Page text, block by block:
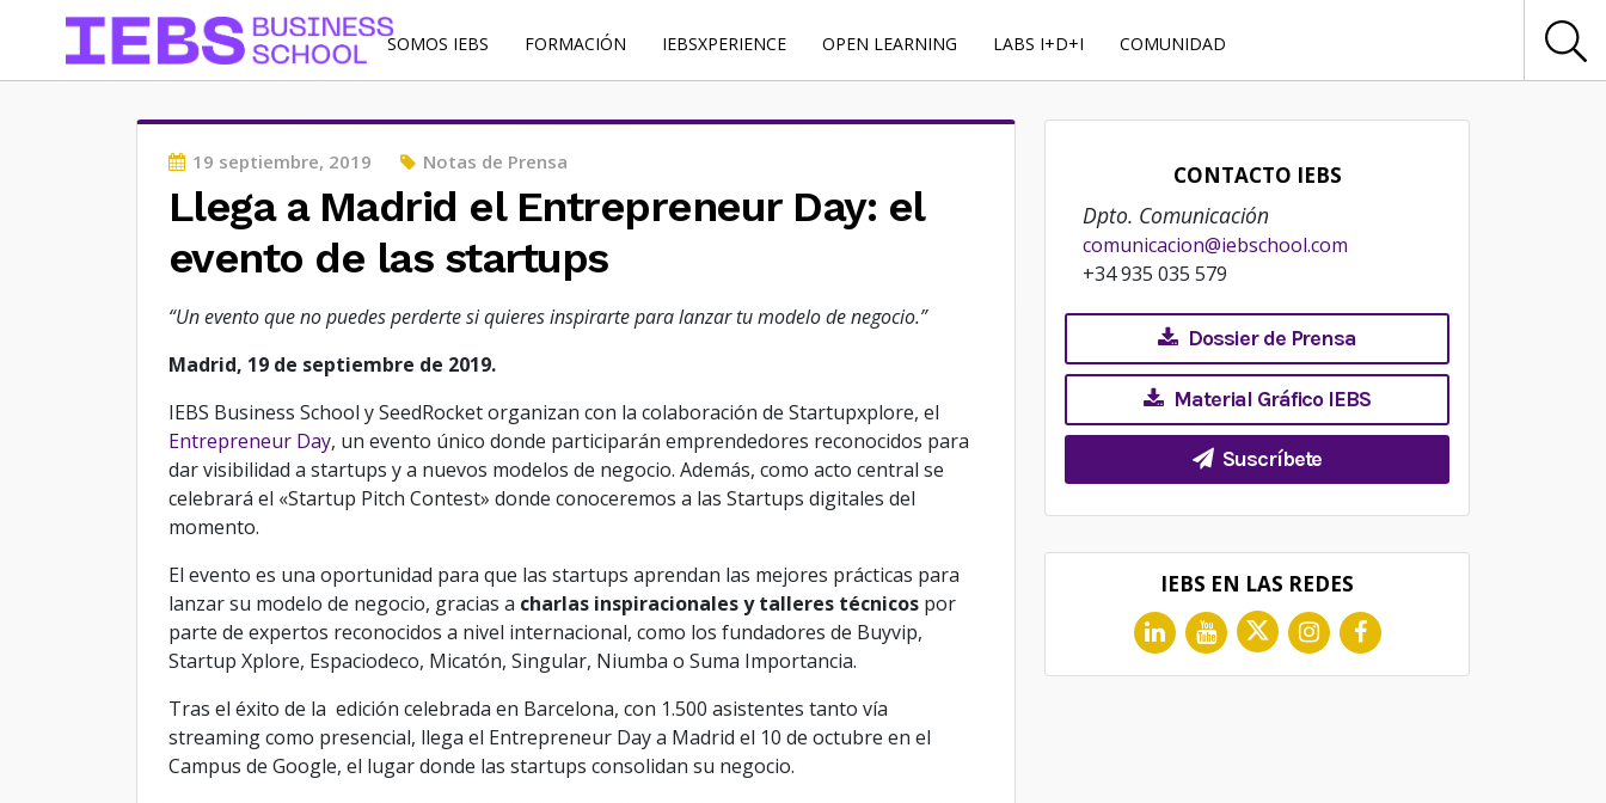
SOMOS IEBS FORMACIÓN IEBSXPERIENCE OPEN LEARNING LABS I+D+I COMUNIDAD
Posted
on
19 septiembre, 2019 Notas de Prensa
Llega a Madrid el Entrepreneur Day: el
evento de las startups
“Un evento que no puedes perderte si quieres inspirarte para lanzar tu modelo de negocio.”
Madrid, 19 de septiembre de 2019.
IEBS Business School y SeedRocket organizan con la colaboración de Startupxplore, el
Entrepreneur Day, un evento único donde participarán emprendedores reconocidos para
dar visibilidad a startups y a nuevos modelos de negocio. Además, como acto central se
celebrará el «Startup Pitch Contest» donde conoceremos a las Startups digitales del
momento.
El evento es una oportunidad para que las startups aprendan las mejores prácticas para
lanzar su modelo de negocio, gracias a charlas inspiracionales y talleres técnicos por
parte de expertos reconocidos a nivel internacional, como los fundadores de Buyvip,
Startup Xplore, Espaciodeco, Micatón, Singular, Niumba o Suma Importancia.
Tras el éxito de la edición celebrada en Barcelona, con 1.500 asistentes tanto vía
streaming como presencial, llega el Entrepreneur Day a Madrid el 10 de octubre en el
Campus de Google, el lugar donde las startups consolidan su negocio.
CONTACTO IEBS
Dpto. Comunicación
comunicacion@iebschool.com
+34 935 035 579
Dossier de Prensa
Material Gráfico IEBS
Suscríbete
IEBS EN LAS REDES